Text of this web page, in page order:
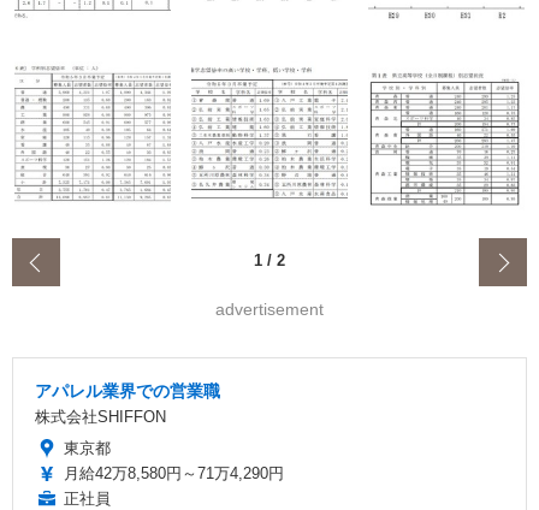
1 / 2
advertisement
アパレル業界での営業職
株式会社SHIFFON
東京都
月給42万8,580円～71万4,290円
正社員